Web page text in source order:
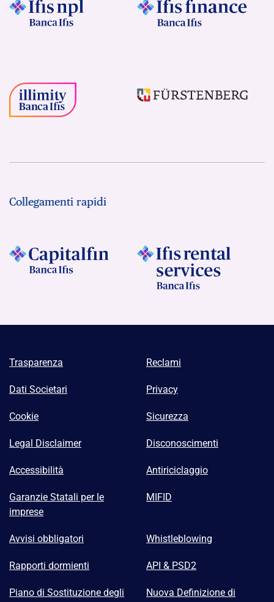
Collegamenti rapidi
Trasparenza Reclami
Dati Societari Privacy
Cookie Sicurezza
Legal Disclaimer Disconoscimenti
Accessibilità Antiriciclaggio
Garanzie Statali per le
imprese
MIFID
Avvisi obbligatori Whistleblowing
Rapporti dormienti API & PSD2
Piano di Sostituzione degli
Nuova Definizione di